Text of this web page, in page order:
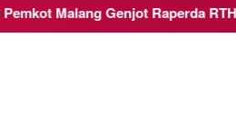
Genjot Raperda RTH demi